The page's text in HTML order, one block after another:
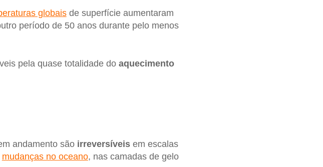
globaisde superfície aumentaram
período de 50 anos durante pelo menos
pela quase totalidade do aquecimento
andamento são irreversíveisem escalas
mudanças no oceano, nas camadas de gelo